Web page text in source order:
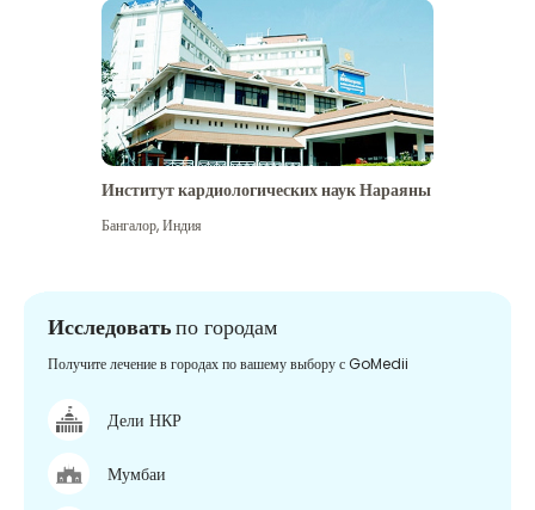
Институт кардиологических наук Нараяны
Бангалор,Индия
Исследоватьпо городам
Получите лечение в городах по вашему выбору с GoMedii
Дели НКР
Мумбаи